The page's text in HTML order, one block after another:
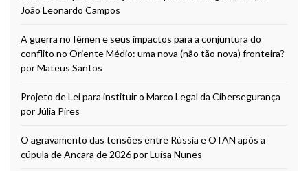
João Leonardo Campos
A guerra no Iêmen e seus impactos para a conjuntura do
conflito no Oriente Médio: uma nova (não tão nova) fronteira?
por Mateus Santos
Projeto de Lei para instituir o Marco Legal da Cibersegurança
por Júlia Pires
O agravamento das tensões entre Rússia e OTAN após a
cúpula de Ancara de 2026 por Luísa Nunes